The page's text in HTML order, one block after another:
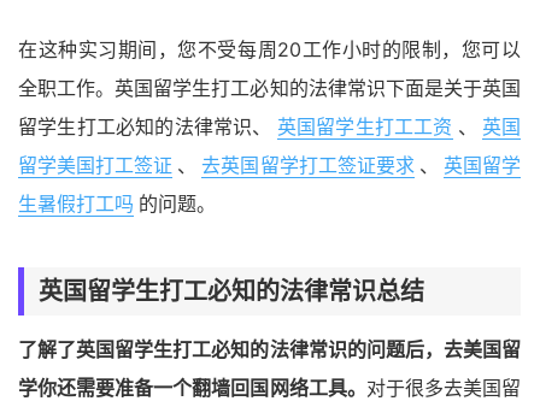
在这种实习期间，您不受每周20工作小时的限制，您可以
全职工作。英国留学生打工必知的法律常识下面是关于英国
留学生打工必知的法律常识、
英国留学生打工工资 、
英国
留学美国打工签证 、 去英国留学打工签证要求 、
英国留学
生暑假打工吗 的问题。
英国留学生打工必知的法律常识总结
了解了英国留学生打工必知的法律常识的问题后，去美国留
学你还需要准备一个翻墙回国网络工具。 对于很多去美国留